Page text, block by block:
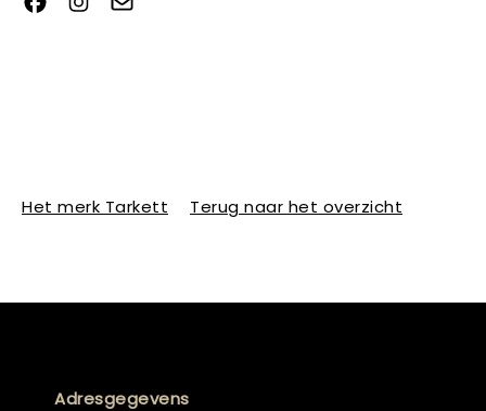
Het merk Tarkett Terug naar het overzicht
Adresgegevens